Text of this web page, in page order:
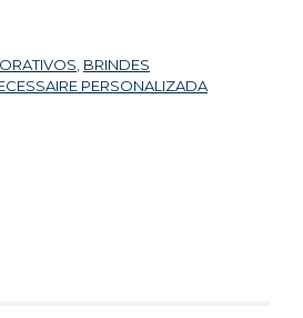
BRINDES
PERSONALIZADA